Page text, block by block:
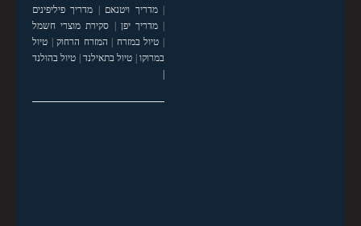
|מדריך ויטנאם | מדריך פיליפינים
|מדריך יפן | סקירת מוצרי חשמל
| טיול במזרח | המזרח הרחוק| טיול
במרוקו| טיול בתאילנד| טיול בהולנד
|